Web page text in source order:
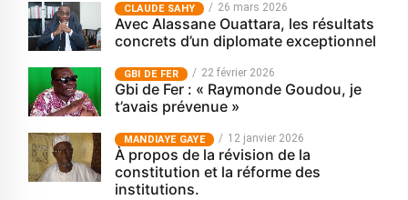
CLAUDE SAHY 26 mars 2026
Avec Alassane Ouattara, les résultats
concrets d’un diplomate exceptionnel
GBI DE FER 22 février 2026
Gbi de Fer : « Raymonde Goudou, je
t’avais prévenue »
MANDIAYE GAYE 12 janvier 2026
À propos de la révision de la
constitution et la réforme des
institutions.